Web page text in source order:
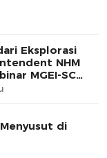
Eksplorasi
NHM
MGEI-SC
di